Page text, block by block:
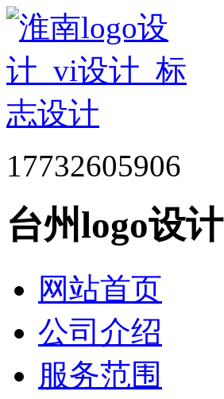
17732605906
台州logo设计
网站首页
公司介绍
服务范围